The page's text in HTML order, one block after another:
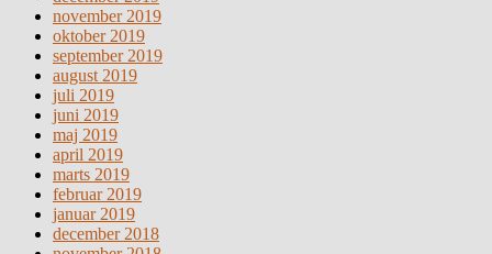
november 2019
oktober 2019
september 2019
august 2019
juli 2019
juni 2019
maj 2019
april 2019
marts 2019
februar 2019
januar 2019
december 2018